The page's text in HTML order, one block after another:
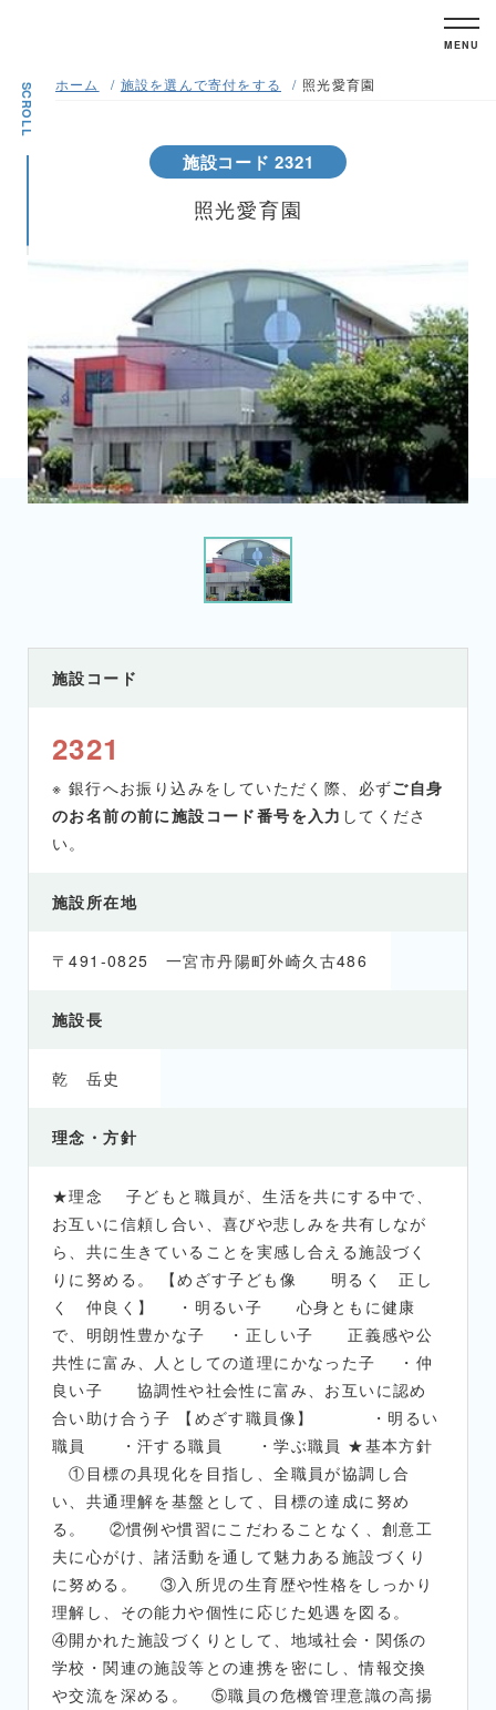
MENU
SCROLL ホーム 施設を選んで寄付をする 照光愛育園
施設コード 2321
照光愛育園
施設コード
2321
※ 銀行へお振り込みをしていただく際、必ずご自身
のお名前の前に施設コード番号を入力 してくださ
い。
施設所在地
〒491-0825 一宮市丹陽町外崎久古486
施設長
乾 岳史
理念・方針
★理念 子どもと職員が、生活を共にする中で、
お互いに信頼し合い、喜びや悲しみを共有しなが
ら、共に生きていることを実感し合える施設づく
りに努める。 【めざす子ども像 明るく 正し
く 仲良く】 ・明るい子 心身ともに健康
で、明朗性豊かな子 ・正しい子 正義感や公
共性に富み、人としての道理にかなった子 ・仲
良い子 協調性や社会性に富み、お互いに認め
合い助け合う子 【めざす職員像】 ・明るい
職員 ・汗する職員 ・学ぶ職員 ★基本方針
①目標の具現化を目指し、全職員が協調し合
い、共通理解を基盤として、目標の達成に努め
る。 ②慣例や慣習にこだわることなく、創意工
夫に心がけ、諸活動を通して魅力ある施設づくり
に努める。 ③入所児の生育歴や性格をしっかり
理解し、その能力や個性に応じた処遇を図る。
④開かれた施設づくりとして、地域社会・関係の
学校・関連の施設等との連携を密にし、情報交換
や交流を深める。 ⑤職員の危機管理意識の高揚